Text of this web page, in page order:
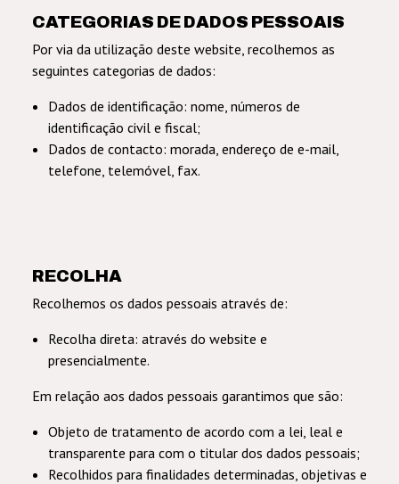
CATEGORIAS DE DADOS PESSOAIS
Por via da utilização deste website, recolhemos as
seguintes categorias de dados:
Dados de identificação: nome, números de
identificação civil e fiscal;
Dados de contacto: morada, endereço de e-mail,
telefone, telemóvel, fax.
RECOLHA
Recolhemos os dados pessoais através de:
Recolha direta: através do website e
presencialmente.
Em relação aos dados pessoais garantimos que são:
Objeto de tratamento de acordo com a lei, leal e
transparente para com o titular dos dados pessoais;
Recolhidos para finalidades determinadas, objetivas e